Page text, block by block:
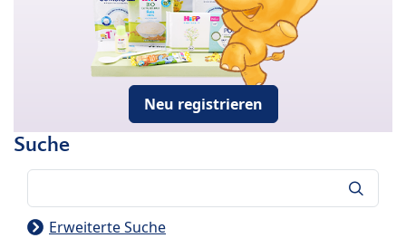
Neu registrieren
Suche
Erweiterte Suche